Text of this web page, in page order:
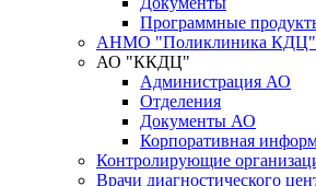
Программные
АНМО "Поликлиника КДЦ"
АО "ККДЦ"
Администрация АО
Отделения
Документы АО
Корпоративная
Контролирующие
Врачи диагностического